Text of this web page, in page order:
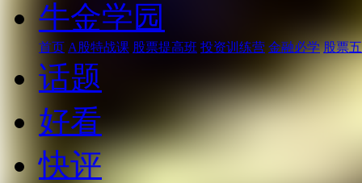
牛金学园
首页 A股特战课 股票提高班 投资训练营 金融必学 股票
话题
好看
快评